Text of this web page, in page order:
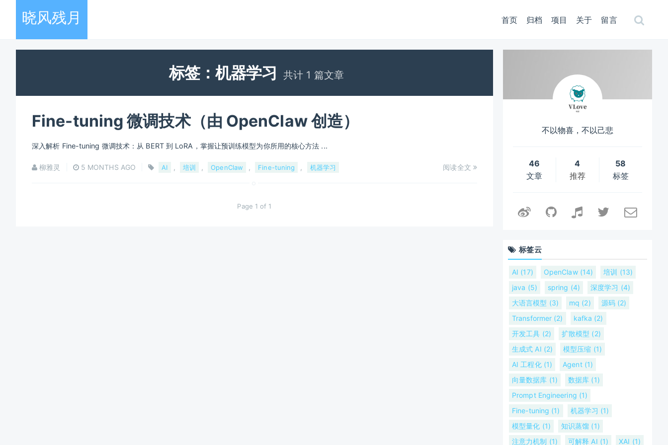
晓风残月 首页 归档 项目 关于 留言
标签：机器学习 共计 1 篇文章
Fine-tuning 微调技术（由 OpenClaw 创造）
深入解析 Fine-tuning 微调技术：从 BERT 到 LoRA，掌握让预训练模型为你所用的核心方法 ...
柳雅灵 5 MONTHS AGO AI , 培训 , OpenClaw , Fine-tuning , 机器学习 阅读全文
Page 1 of 1
不以物喜，不以己悲
46
文章
4
推荐
58
标签
标签云
AI (17) OpenClaw (14)
培训 (13)
java (5)
spring (4)
深度学习 (4)
大语言模型 (3)
mq (2)
源码 (2)
Transformer (2)
kafka (2)
开发工具 (2)
扩散模型 (2)
生成式 AI (2)
模型压缩 (1)
AI 工程化 (1)
Agent (1)
向量数据库 (1)
数据库 (1)
Prompt Engineering (1)
Fine-tuning (1)
机器学习 (1)
模型量化 (1)
知识蒸馏 (1)
注意力机制 (1)
可解释 AI (1) XAI (1)